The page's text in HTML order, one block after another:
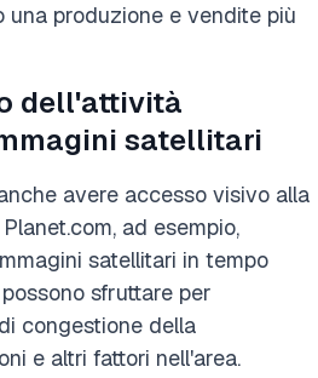
produzione e vendite più
dell'attività
satellitari
avere accesso visivo alla
ad esempio,
satellitari in tempo
sfruttare per
congestione della
e altri fattori nell'area.